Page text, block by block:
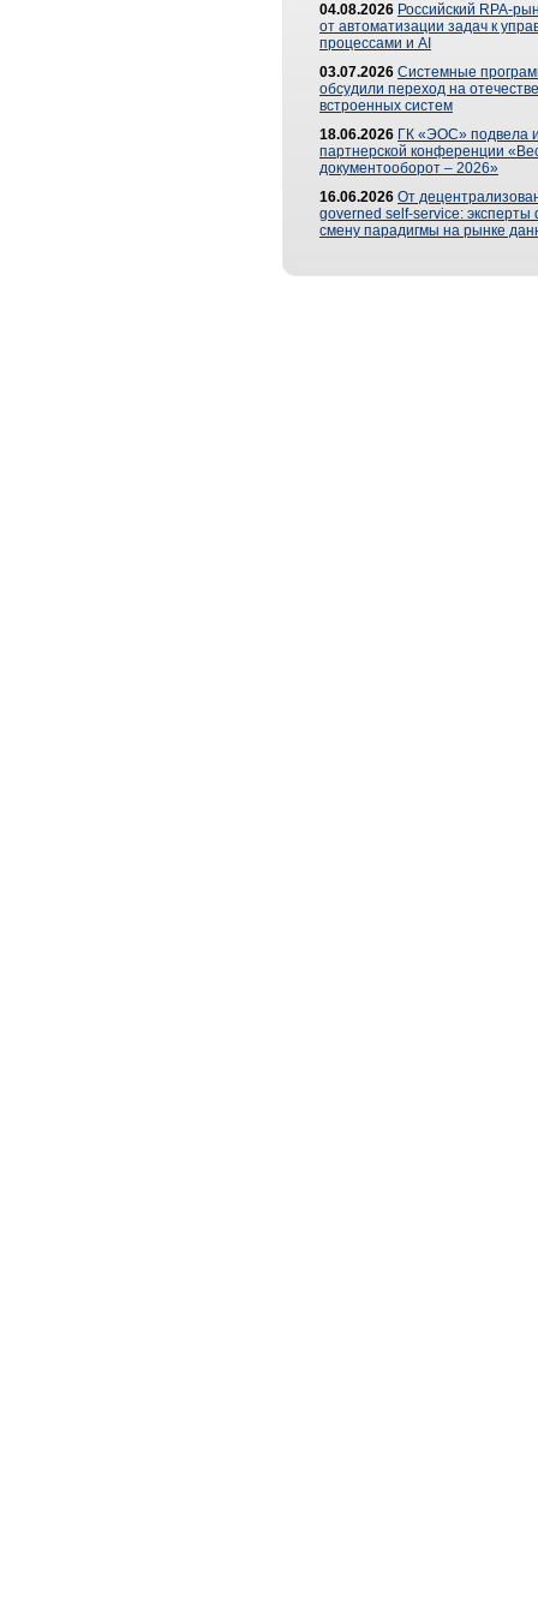
04.08.2026 Российский RPA-
от автоматизации задач к
процессами и AI
03.07.2026 Системные
обсудили переход на
встроенных систем
18.06.2026 ГК «ЭОС» подвела
партнерской конференции
документооборот – 2026»
16.06.2026 От
governed self-service: эксперты
смену парадигмы на рынке